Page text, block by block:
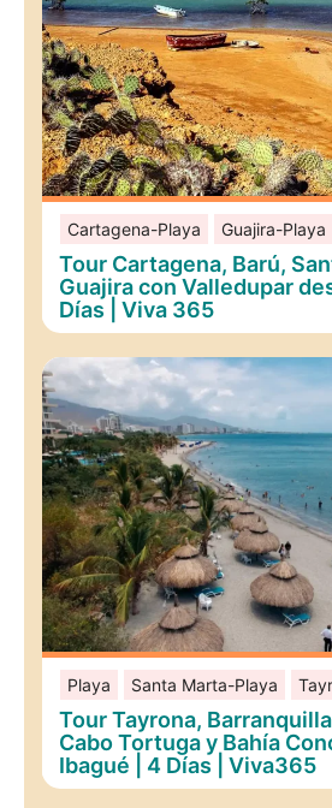
Cartagena-Playa Guajira-Playa
Tour Cartagena, Barú,
Guajira con Valledupar
Días | Viva 365
Playa Santa Marta-Playa
Tour Tayrona,
Cabo Tortuga y Bahía
Ibagué | 4 Días | Viva365